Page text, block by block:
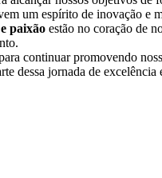
um espírito de inovação e
paixão estão no coração de
continuar promovendo
dessa jornada de excelência